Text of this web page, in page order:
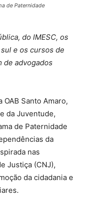
de Paternidade
do IMESC, os
e os cursos de
de advogados
Santo Amaro,
da Juventude,
de Paternidade
da
nas
Justiça (CNJ),
da cidadania e